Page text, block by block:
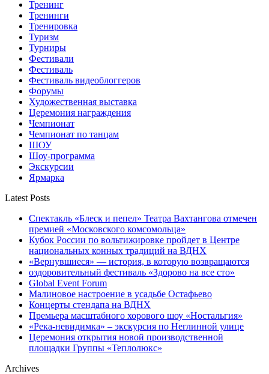
Тренинг
Тренинги
Тренировка
Туризм
Турниры
Фестивали
Фестиваль
Фестиваль видеоблоггеров
Форумы
Художественная выставка
Церемония награждения
Чемпионат
Чемпионат по танцам
ШОУ
Шоу-программа
Экскурсии
Ярмарка
Latest Posts
Спектакль «Блеск и пепел» Театра Вахтангова отмечен
премией «Московского комсомольца»
Кубок России по вольтижировке пройдет в Центре
национальных конных традиций на ВДНХ
«Вернувшиеся» — история, в которую возвращаются
оздоровительный фестиваль «Здорово на все сто»
Global Event Forum
Малиновое настроение в усадьбе Остафьево
Концерты стендапа на ВДНХ
Премьера масштабного хорового шоу «Ностальгия»
«Река-невидимка» – экскурсия по Неглинной улице
Церемония открытия новой производственной
площадки Группы «Теплолюкс»
Archives